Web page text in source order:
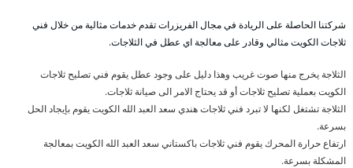
شركتنا الحاصلة على الريادة في مجال الفريزرات تقدم خدمات مثالية من خلال فني
ثلاجات الكويت مثالي وقادر على معالجة اي عطل في الثلاجات.
الثلاجة يخرج منها صوت غريب وهذا دليل على وجود عطل يقوم فني تصليح ثلاجات
الكويت بعملية تصليح ثلاجات أو قد يحتاج الامر الى صيانة ثلاجات.
الثلاجة تشتغل لكنها لا تبرد فني ثلاجات هندي سعد العبد الله الكويت يقوم بإيجاد الحل
بسرعة.
ارتفاع حرارة المحرك يقوم فني ثلاجات باكستاني سعد العبد الله الكويت بمعالجة
المشكلة بسرعة.